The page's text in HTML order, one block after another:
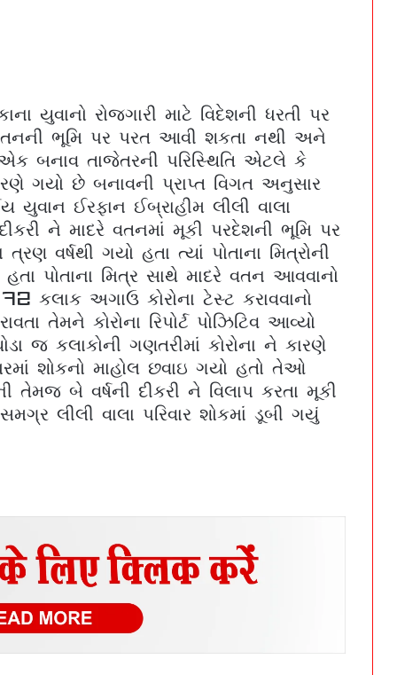
યુવાનો રોજગારી માટે વિદેશની ધરતી પર
ભૂમિ પર પરત આવી શકતા નથી અને
બનાવ તાજેતરની પરિસ્થિતિ એટલે કે
ગયો છે બનાવની પ્રાપ્ત વિગત અનુસાર
યુવાન ઈરફાન ઈબ્રાહીમ લીલી વાલા
ને માદરે વતનમાં મૂકી પરદેશની ભૂમિ પર
વર્ષથી ગયો હતા ત્યાં પોતાના મિત્રોની
હતા પોતાના મિત્ર સાથે માદરે વતન આવવાનો
કલાક અગાઉ કોરોના ટેસ્ટ કરાવવાનો
તેમને કોરોના રિપોર્ટ પોઝિટિવ આવ્યો
જ કલાકોની ગણતરીમાં કોરોના ને કારણે
શોકનો માહોલ છવાઇ ગયો હતો તેઓ
બે વર્ષની દીકરી ને વિલાપ કરતા મૂકી
લીલી વાલા પરિવાર શોકમાં ડૂબી ગયું
ભાયાવદરમાં વ્યાજખોરોની ઉઘરાણી અને ધમકીથી
ત્રાસી યુવાનનો આપઘાત | A young man in
Bhayavadar committed suicide after being harassed
and threatened by moneylenders
જેતપર ગામે ઉપવાસ આંદોલનમાં વધુ એક ખેડૂતની
તબિયત લથડી | Another farmer’s health
deteriorates during hunger strike in Jetpar village
સંગઠન અને ચૂંટાયેલી પાંખ વચ્ચેની ખેંચતાણ વચ્ચે
આજે વડોદરા જિલ્લા પંચાયતની આઠ સમિતિઓ
રચાશે | eight committes of vadodara district
panchayat wil formed on 25 june